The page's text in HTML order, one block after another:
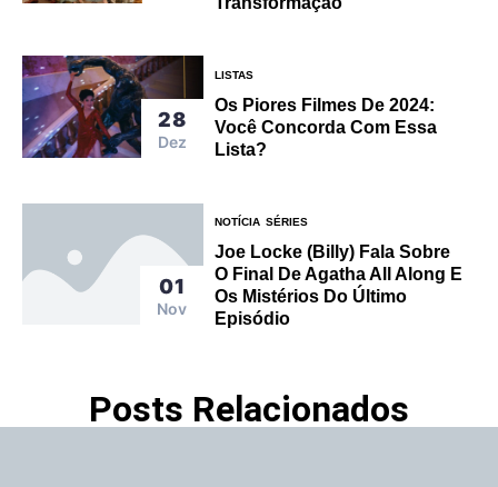
28
Dez
LISTAS
Os Piores Filmes De 2024:
Você Concorda Com Essa
Lista?
01
Nov
NOTÍCIA SÉRIES
Joe Locke (Billy) Fala Sobre
O Final De Agatha All Along E
Os Mistérios Do Último
Episódio
Posts Relacionados